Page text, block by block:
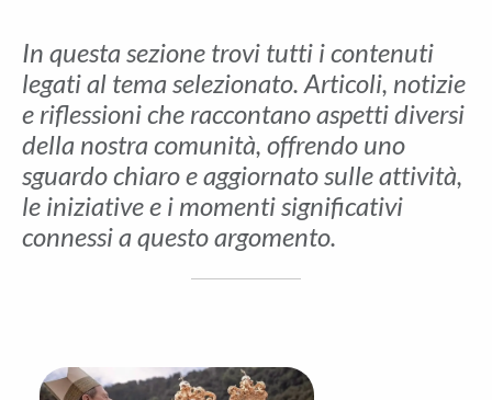
In questa sezione trovi tutti i contenuti
legati al tema selezionato. Articoli, notizie
e riflessioni che raccontano aspetti diversi
della nostra comunità, offrendo uno
sguardo chiaro e aggiornato sulle attività,
le iniziative e i momenti significativi
connessi a questo argomento.